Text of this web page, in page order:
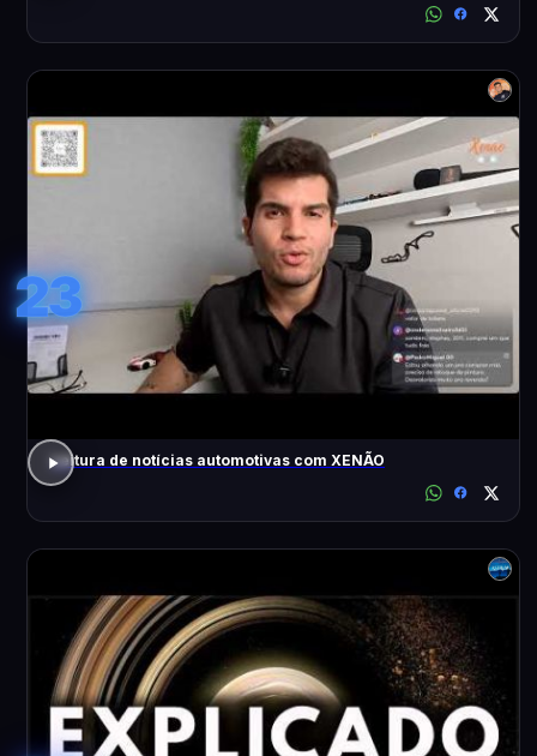
23
Leitura de notícias automotivas com XENÃO